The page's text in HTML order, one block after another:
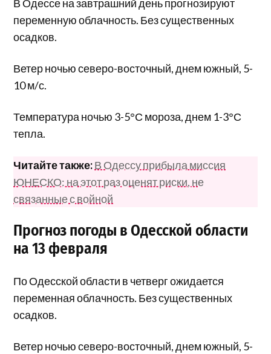
В Одессе на завтрашний день прогнозируют
переменную облачность. Без существенных
осадков.
Ветер ночью северо-восточный, днем южный, 5-
10 м/с.
Температура ночью 3-5°С мороза, днем 1-3°С
тепла.
Читайте также:В Одессу прибыла миссия
ЮНЕСКО: на этот раз оценят риски, не
связанные с войной
Прогноз погоды в Одесской области
на 13 февраля
По Одесской области в четверг ожидается
переменная облачность. Без существенных
осадков.
Ветер ночью северо-восточный, днем южный, 5-